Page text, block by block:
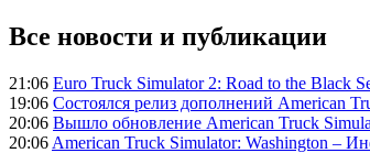
Все новости и публикации
21:06 Euro Truck Simulator 2: Road to the Black
19:06 Состоялся релиз дополнений American
20:06 Вышло обновление American Truck
20:06 American Truck Simulator: Washington –